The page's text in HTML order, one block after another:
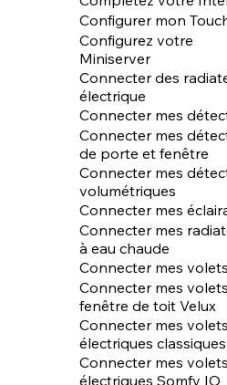
Configurer mon
Configurez votre
Miniserver
Connecter des
électrique
Connecter mes
Connecter mes
de porte et fenêtre
Connecter mes
volumétriques
Connecter mes
Connecter mes
à eau chaude
Connecter mes volets
Connecter mes
fenêtre de toit Velux
Connecter mes volets
électriques classiques
Connecter mes volets
électriques Somfy IO